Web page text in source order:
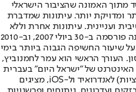
מתוך האמונה שהציבור הישראלי
ומדויקת יותר. עיתונות שמדברת
ועניינית. עיתונות אחרת וללא
תשלום. המהדורה המודפסת הראשונה פורסמה ב-30 ביולי 2007, וב-2010
שיעור החשיפה הגבוה ביותר בימי
העורך הראשי הוא עמר לחמנוביץ,
של "ישראל היום" בעברית
ובאנגלית, כמו כן היישומונים (אפליקציות) לאנדרואיד ול-iOS, מציגים